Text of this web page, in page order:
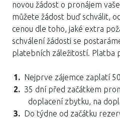
novou žádost o pronájem
můžete žádost buď schválit,
cenou dle toho, jaké extra
schválení žádosti se
platebních záležitostí. Platba
Nejprve zájemce zaplatí
35 dní před začátkem
doplacení zbytku, na
Do týdne od začátku